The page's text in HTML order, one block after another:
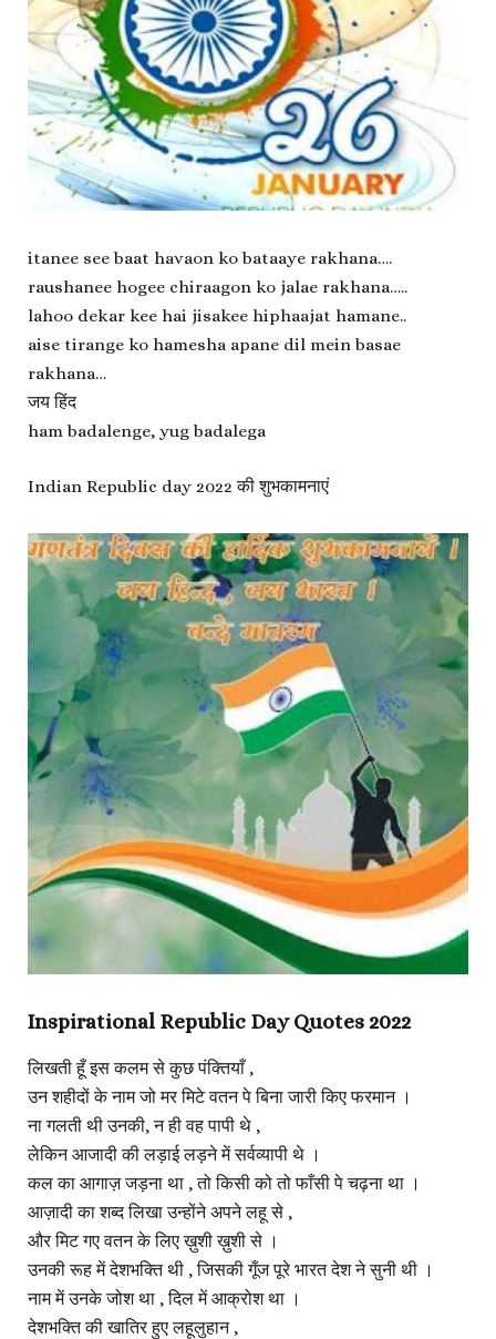
itanee see baat havaon ko bataaye rakhana….
raushanee hogee chiraagon ko jalae rakhana…..
lahoo dekar kee hai jisakee hiphaajat hamane..
aise tirange ko hamesha apane dil mein basae
rakhana…
जय हिंद
ham badalenge, yug badalega
Indian Republic day 2022 की शुभकामनाएं
Inspirational Republic Day Quotes 2022
लिखती हूँ इस कलम से कुछ पंक्तियाँ ,
उन शहीदों के नाम जो मर मिटे वतन पे बिना जारी किए फरमान ।
ना गलती थी उनकी, न ही वह पापी थे ,
लेकिन आजादी की लड़ाई लड़ने में सर्वव्यापी थे ।
कल का आगाज़ जड़ना था , तो किसी को तो फाँसी पे चढ़ना था ।
आज़ादी का शब्द लिखा उन्होंने अपने लहू से ,
और मिट गए वतन के लिए ख़ुशी ख़ुशी से ।
उनकी रूह में देशभक्ति थी , जिसकी गूँज पूरे भारत देश ने सुनी थी ।
नाम में उनके जोश था , दिल में आक्रोश था ।
देशभक्ति की खातिर हुए लहूलुहान ,